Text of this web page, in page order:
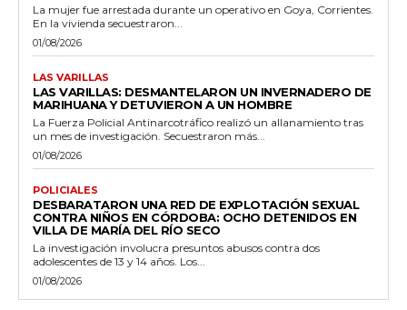
La mujer fue arrestada durante un operativo en Goya, Corrientes.
En la vivienda secuestraron...
01/08/2026
LAS VARILLAS
LAS VARILLAS: DESMANTELARON UN INVERNADERO DE
MARIHUANA Y DETUVIERON A UN HOMBRE
La Fuerza Policial Antinarcotráfico realizó un allanamiento tras
un mes de investigación. Secuestraron más...
01/08/2026
POLICIALES
DESBARATARON UNA RED DE EXPLOTACIÓN SEXUAL
CONTRA NIÑOS EN CÓRDOBA: OCHO DETENIDOS EN
VILLA DE MARÍA DEL RÍO SECO
La investigación involucra presuntos abusos contra dos
adolescentes de 13 y 14 años. Los...
01/08/2026